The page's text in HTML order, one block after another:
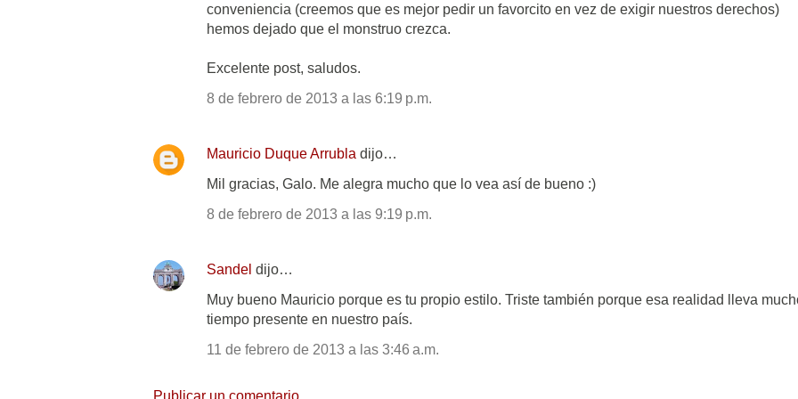
conveniencia (creemos que es mejor pedir un favorcito en vez de exigir nuestros derechos)
hemos dejado que el monstruo crezca.
Excelente post, saludos.
8 de febrero de 2013 a las 6:19 p.m.
Mauricio Duque Arrubla dijo…
Mil gracias, Galo. Me alegra mucho que lo vea así de bueno :)
8 de febrero de 2013 a las 9:19 p.m.
Sandel dijo…
Muy bueno Mauricio porque es tu propio estilo. Triste también porque esa realidad lleva
tiempo presente en nuestro país.
11 de febrero de 2013 a las 3:46 a.m.
Publicar un comentario